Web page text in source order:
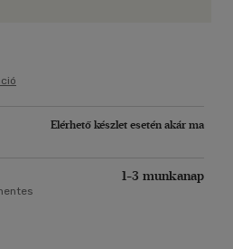
amely az USA-ban 2015-ben
Elérhető készlet esetén akár ma
1-3 munkanap